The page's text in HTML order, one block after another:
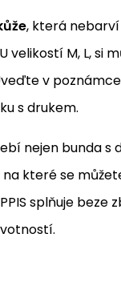
, která nebarví
velikostí M, L, si
v
s drukem.
nejen bunda s
které se
splňuje beze